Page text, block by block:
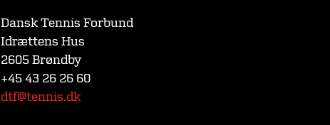
Dansk Tennis Forbund
Idrættens Hus
2605 Brøndby
+45 43 26 26 60
dtf@tennis.dk